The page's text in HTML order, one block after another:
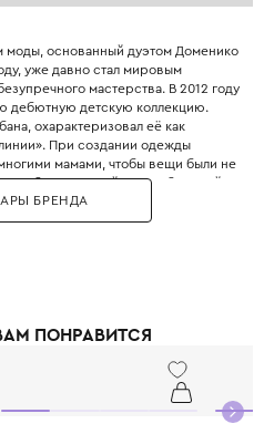
моды, основанный дуэтом Доменико
уже давно стал мировым
мастерства. В 2012 году
дебютную детскую коллекцию.
охарактеризовал её как
При создании одежды
мамами, чтобы вещи были не
удобными. Дизайнеры с большой
гардероб все коды
благородное кружево,
незабываемым и
БРЕНДА
ПОНРАВИТСЯ